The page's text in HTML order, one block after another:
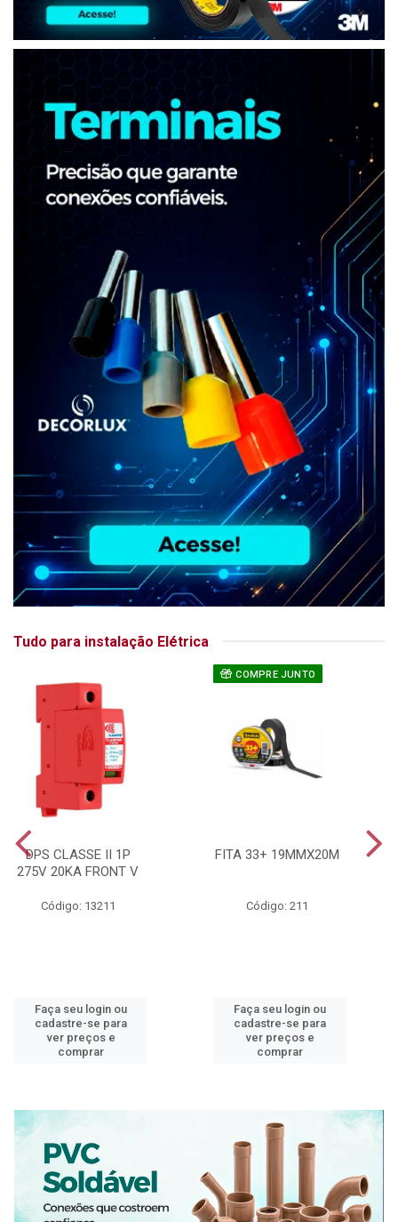
Tudo para instalação Elétrica
DPS CLASSE II 1P
275V 20KA FRONT V
Código: 13211
Faça seu login ou
cadastre-se para
ver preços e
comprar
COMPRE JUNTO
FITA 33+ 19MMX20M
Código: 211
Faça seu login ou
cadastre-se para
ver preços e
comprar